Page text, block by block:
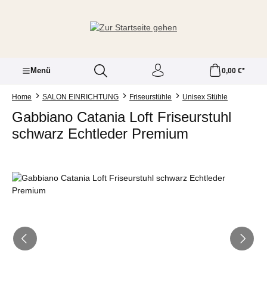
Menü 0,00 €*
Home SALON EINRICHTUNG Friseurstühle Unisex Stühle
Gabbiano Catania Loft Friseurstuhl
schwarz Echtleder Premium
Bildergalerie überspringen